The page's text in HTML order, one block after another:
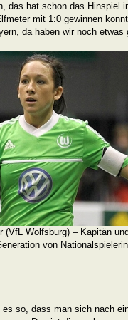
das hat schon das Hinspiel
mit 1:0 gewinnen
da haben wir noch etwas
(VfL Wolfsburg) – Kapitän
von
es so, dass man sich nach